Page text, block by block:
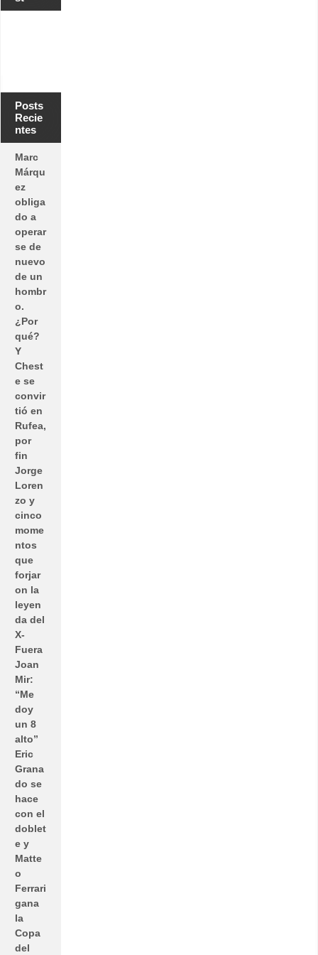
Posts
Recie
ntes
Marc
Márqu
ez
obliga
do a
operar
se de
nuevo
de un
hombr
o.
¿Por
qué?
Y
Chest
e se
convir
tió en
Rufea,
por
fin
Jorge
Loren
zo y
cinco
mome
ntos
que
forjar
on la
leyen
da del
X-
Fuera
Joan
Mir:
“Me
doy
un 8
alto”
Eric
Grana
do se
hace
con el
doblet
e y
Matte
o
Ferrari
gana
la
Copa
del